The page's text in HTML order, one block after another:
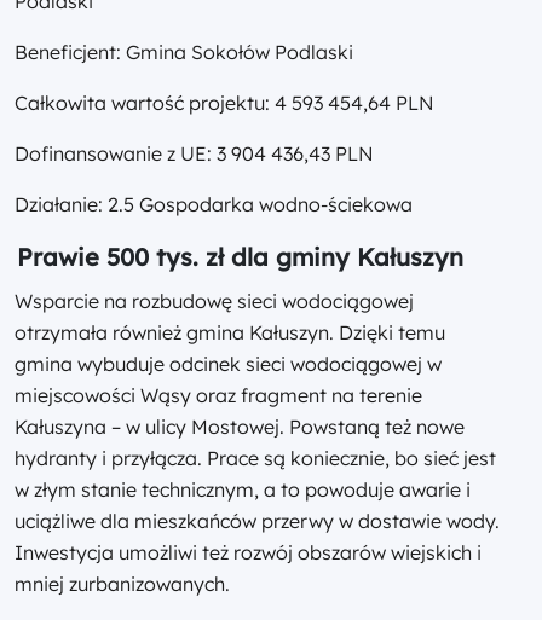
Beneficjent: Gmina Sokołów Podlaski
Całkowita wartość projektu: 4 593 454,64 PLN
Dofinansowanie z UE: 3 904 436,43 PLN
Działanie: 2.5 Gospodarka wodno-ściekowa
Prawie 500 tys. zł dla gminy Kałuszyn
Wsparcie na rozbudowę sieci wodociągowej
otrzymała również gmina Kałuszyn. Dzięki temu
gmina wybuduje odcinek sieci wodociągowej w
miejscowości Wąsy oraz fragment na terenie
Kałuszyna – w ulicy Mostowej. Powstaną też nowe
hydranty i przyłącza. Prace są koniecznie, bo sieć jest
w złym stanie technicznym, a to powoduje awarie i
uciążliwe dla mieszkańców przerwy w dostawie wody.
Inwestycja umożliwi też rozwój obszarów wiejskich i
mniej zurbanizowanych.